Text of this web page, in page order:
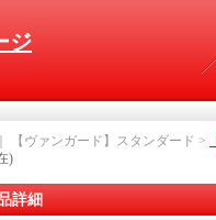
ジ
｜ 【ヴァンガード】スタンダード >
)
詳細